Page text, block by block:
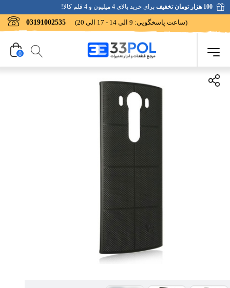
100 هزار تومان تخفیف برای خرید بالای 4 میلیون و 4 قلم کالا!
03191002535 (ساعت پاسخگویی: 9 الی 14 - 17 الی 20)
0